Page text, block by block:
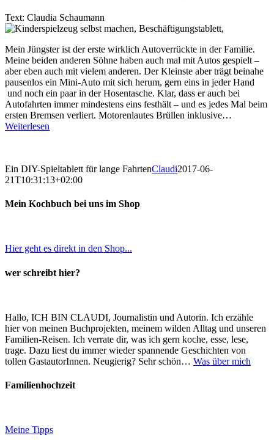
Text: Claudia Schaumann
Mein Jüngster ist der erste wirklich Autoverrückte in der Familie.
Meine beiden anderen Söhne haben auch mal mit Autos gespielt –
aber eben auch mit vielem anderen. Der Kleinste aber trägt beinahe
pausenlos ein Mini-Auto mit sich herum, gern eins in jeder Hand
und noch ein paar in der Hosentasche. Klar, dass er auch bei
Autofahrten immer mindestens eins festhält – und es jedes Mal beim
ersten Bremsen verliert. Motorenlautes Brüllen inklusive…
Weiterlesen
Ein DIY-Spieltablett für lange FahrtenClaudi2017-06-
21T10:31:13+02:00
Mein Kochbuch bei uns im Shop
Hier geht es direkt in den Shop...
wer schreibt hier?
Hallo, ICH BIN CLAUDI, Journalistin und Autorin. Ich erzähle
hier von meinen Buchprojekten, meinem wilden Alltag und unseren
Familien-Reisen. Ich verrate dir, was ich gern koche, esse, lese,
trage. Dazu liest du immer wieder spannende Geschichten von
tollen GastautorInnen. Neugierig? Sehr schön… Was über mich
Familienhochzeit
Meine Tipps